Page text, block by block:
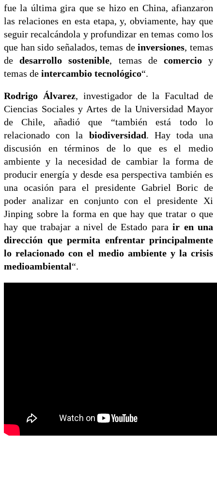
fue la última gira que se hizo en China, afianzaron
las relaciones en esta etapa, y, obviamente, hay que
seguir recalcándola y profundizar en temas como los
que han sido señalados, temas deinversiones, temas
dedesarrollo sostenible, temas de comercioy
temas de intercambio tecnológico“.
Rodrigo Álvarez, investigador de la Facultad de
Ciencias Sociales y Artes de la Universidad Mayor
de Chile, añadió que “también está todo lo
relacionado con la biodiversidad. Hay toda una
discusión en términos de lo que es el medio
ambiente y la necesidad de cambiar la forma de
producir energía y desde esa perspectiva también es
una ocasión para el presidente Gabriel Boric de
poder analizar en conjunto con el presidente Xi
Jinping sobre la forma en que hay que tratar o que
hay que trabajar a nivel de Estado para ir en una
dirección que permita enfrentar principalmente
lo relacionado con el medio ambiente y la crisis
medioambiental“.